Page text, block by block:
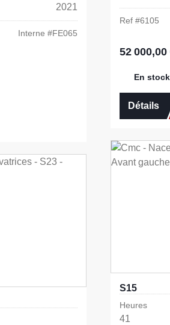
2021
Interne #FE065
Ref #6105
Prix régulier :
52 000,00
En stock
Détails
S15
Heures
41